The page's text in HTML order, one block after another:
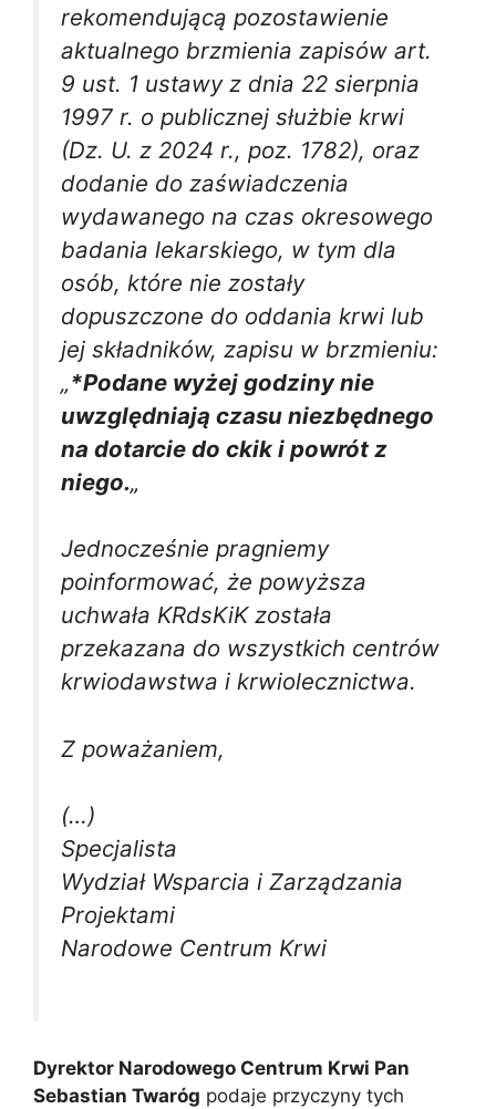
rekomendującą pozostawienie
aktualnego brzmienia zapisów art.
9 ust. 1 ustawy z dnia 22 sierpnia
1997 r. o publicznej służbie krwi
(Dz. U. z 2024 r., poz. 1782), oraz
dodanie do zaświadczenia
wydawanego na czas okresowego
badania lekarskiego, w tym dla
osób, które nie zostały
dopuszczone do oddania krwi lub
jej składników, zapisu w brzmieniu:
„*Podane wyżej godziny nie
uwzględniają czasu niezbędnego
na dotarcie do ckik i powrót z
niego.„
Jednocześnie pragniemy
poinformować, że powyższa
uchwała KRdsKiK została
przekazana do wszystkich centrów
krwiodawstwa i krwiolecznictwa.
Z poważaniem,
(…)
Specjalista
Wydział Wsparcia i Zarządzania
Projektami
Narodowe Centrum Krwi
Dyrektor Narodowego Centrum Krwi Pan
Sebastian Twaróg podaje przyczyny tych